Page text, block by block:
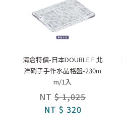
清倉特價-日本DOUBLE F 北
洋硝子手作水晶格盤-230m
m/1入
NT $ 1,025
NT $ 320